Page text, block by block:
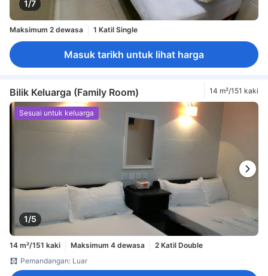
1/7
Maksimum 2 dewasa 1 Katil Single
Masuk tarikh untuk lihat harga
Bilik Keluarga (Family Room) 14 m²/151 kaki
1/5
Sesuai untuk keluarga
14 m²/151 kaki Maksimum 4 dewasa
2 Katil Double
Pemandangan: Luar